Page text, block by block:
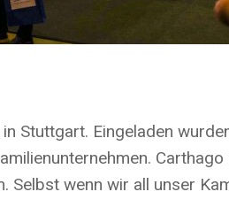
Stuttgart. Eingeladen
wenn wir all unser